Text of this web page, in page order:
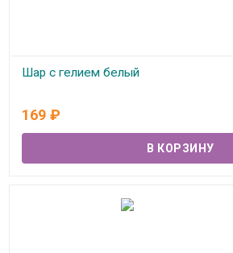
Шар с гелием белый
169 ₽